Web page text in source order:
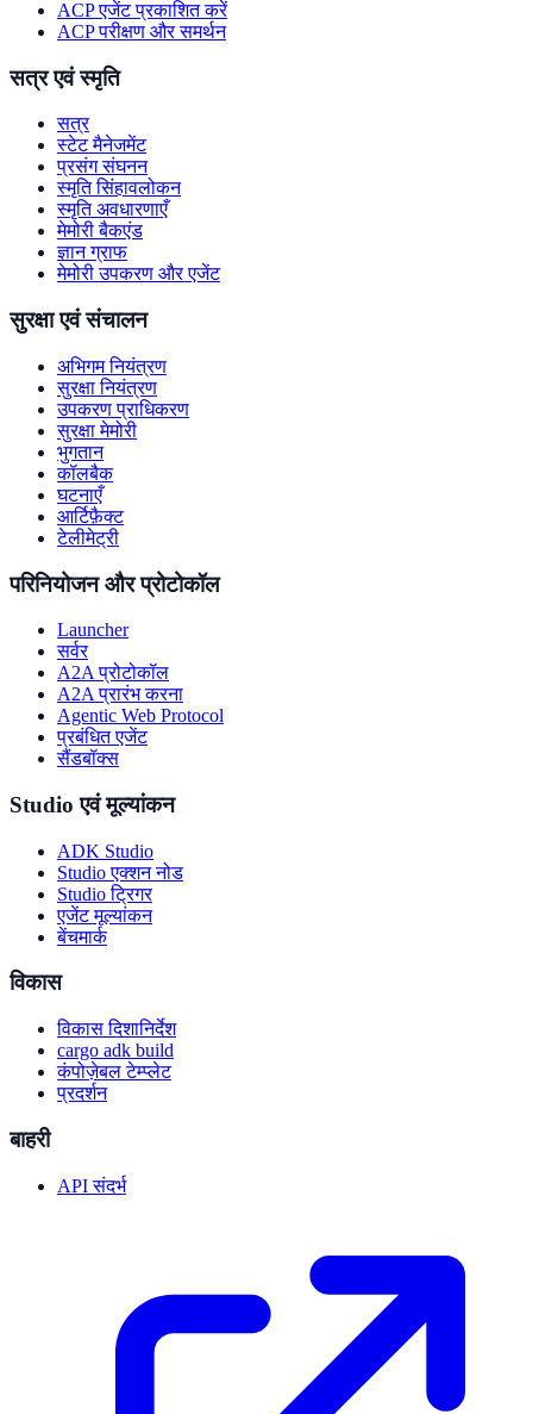
ACP एजेंट प्रकाशित करें
ACP परीक्षण और समर्थन
सत्र एवं स्मृति
सत्र
स्टेट मैनेजमेंट
प्रसंग संघनन
स्मृति सिंहावलोकन
स्मृति अवधारणाएँ
मेमोरी बैकएंड
ज्ञान ग्राफ
मेमोरी उपकरण और एजेंट
सुरक्षा एवं संचालन
अभिगम नियंत्रण
सुरक्षा नियंत्रण
उपकरण प्राधिकरण
सुरक्षा मेमोरी
भुगतान
कॉलबैक
घटनाएँ
आर्टिफ़ैक्ट
टेलीमेट्री
परिनियोजन और प्रोटोकॉल
Launcher
सर्वर
A2A प्रोटोकॉल
A2A प्रारंभ करना
Agentic Web Protocol
प्रबंधित एजेंट
सैंडबॉक्स
Studio एवं मूल्यांकन
ADK Studio
Studio एक्शन नोड
Studio ट्रिगर
एजेंट मूल्यांकन
बेंचमार्क
विकास
विकास दिशानिर्देश
cargo adk build
कंपोज़ेबल टेम्प्लेट
प्रदर्शन
बाहरी
API संदर्भ